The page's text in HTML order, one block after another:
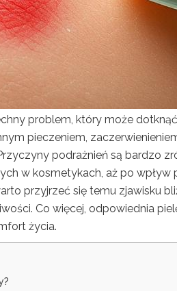
problem, który może
pieczeniem,
podrażnień są bardzo
w kosmetykach, aż po
przyjrzeć się temu zjawisku
Co więcej, odpowiednia
życia.